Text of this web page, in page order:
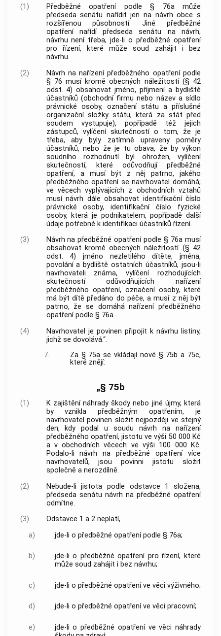
(1)
Předběžné opatření podle § 76a může
předseda senátu nařídit jen na návrh obce s
rozšířenou působností. Jiné předběžné
opatření nařídí předseda senátu na návrh;
návrhu není třeba, jde-li o předběžné opatření
pro řízení, které může soud zahájit i bez
návrhu.
(2)
Návrh na nařízení předběžného opatření podle
§ 76 musí kromě obecných náležitostí (§ 42
odst. 4) obsahovat jméno, příjmení a bydliště
účastníků (obchodní firmu nebo název a sídlo
právnické osoby, označení státu a příslušné
organizační složky státu, která za stát před
soudem vystupuje), popřípadě též jejich
zástupců, vylíčení skutečností o tom, že je
třeba, aby byly zatímně upraveny poměry
účastníků, nebo že je tu obava, že by výkon
soudního rozhodnutí byl ohrožen, vylíčení
skutečností, které odůvodňují předběžné
opatření, a musí být z něj patrno, jakého
předběžného opatření se navrhovatel domáhá;
ve věcech vyplývajících z obchodních vztahů
musí návrh dále obsahovat identifikační číslo
právnické osoby, identifikační číslo fyzické
osoby, která je podnikatelem, popřípadě další
údaje potřebné k identifikaci účastníků řízení.
(3)
Návrh na předběžné opatření podle § 76a musí
obsahovat kromě obecných náležitostí (§ 42
odst. 4) jméno nezletilého dítěte, jména,
povolání a bydliště ostatních účastníků, jsou-li
navrhovateli známa, vylíčení rozhodujících
skutečností odůvodňujících nařízení
předběžného opatření, označení osoby, které
má být dítě předáno do péče, a musí z něj být
patrno, že se domáhá nařízení předběžného
opatření podle § 76a.
(4)
Navrhovatel je povinen připojit k návrhu listiny,
jichž se dovolává.“.
7.
Za § 75a se vkládají nové § 75b a 75c,
které znějí:
„§ 75b
(1)
K zajištění náhrady škody nebo jiné újmy, která
by vznikla předběžným opatřením, je
navrhovatel povinen složit nejpozději ve stejný
den, kdy podal u soudu návrh na nařízení
předběžného opatření, jistotu ve výši 50 000 Kč
a v obchodních věcech ve výši 100 000 Kč.
Podalo-li návrh na předběžné opatření více
navrhovatelů, jsou povinni jistotu složit
společně a nerozdílně.
(2)
Nebude-li jistota podle odstavce 1 složena,
předseda senátu návrh na předběžné opatření
odmítne.
(3)
Odstavce 1 a 2 neplatí,
a)
jde-li o předběžné opatření podle § 76a;
b)
jde-li o předběžné opatření pro řízení, které
může soud zahájit i bez návrhu;
c) jde-li o předběžné opatření ve věci výživného;
d) jde-li o předběžné opatření ve věci pracovní;
e)
jde-li o předběžné opatření ve věci náhrady